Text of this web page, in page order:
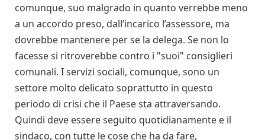
comunque, suo malgrado in quanto verrebbe meno
a un accordo preso, dall’incarico l’assessore, ma
dovrebbe mantenere per se la delega. Se non lo
facesse si ritroverebbe contro i "suoi" consiglieri
comunali. I servizi sociali, comunque, sono un
settore molto delicato soprattutto in questo
periodo di crisi che il Paese sta attraversando.
Quindi deve essere seguito quotidianamente e il
sindaco, con tutte le cose che ha da fare,